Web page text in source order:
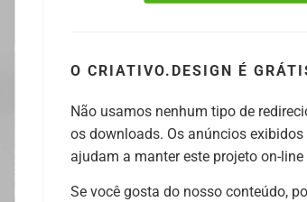
O CRIATIVO.DESIGN É
Não usamos nenhum tipo de
os downloads. Os anúncios
ajudam a manter este projeto on-
Se você gosta do nosso conteúdo,